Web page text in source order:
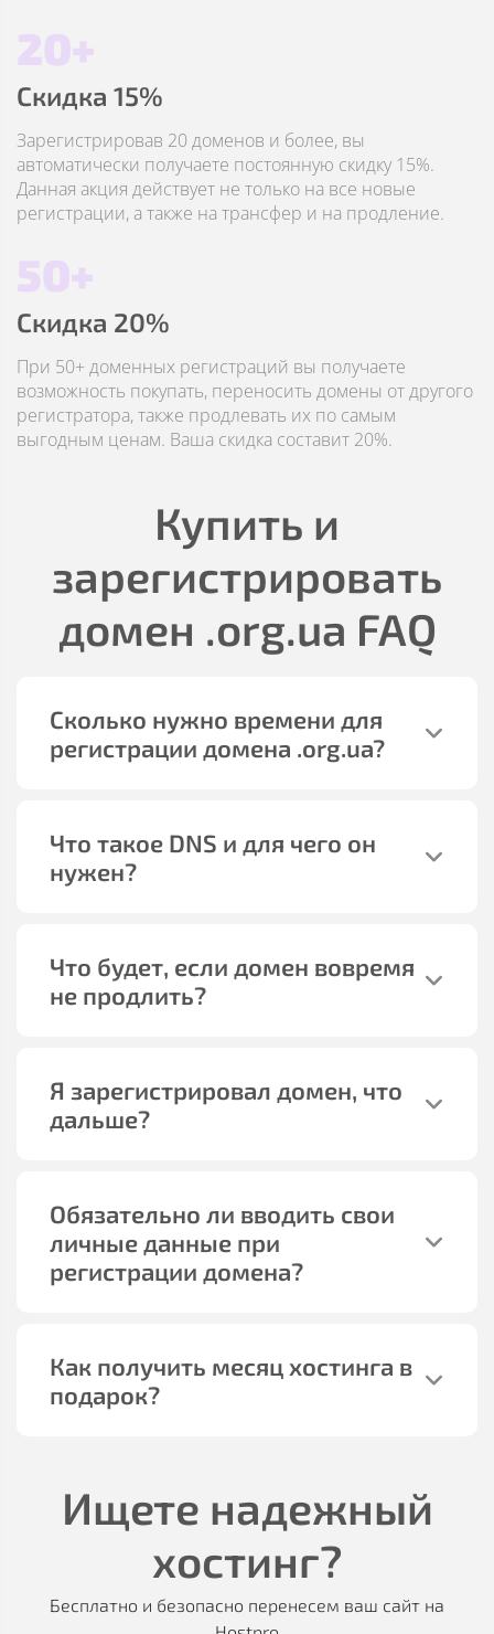
20+
Скидка 15%
Зарегистрировав 20 доменов и более, вы
автоматически получаете постоянную скидку 15%.
Данная акция действует не только на все новые
регистрации, а также на трансфер и на продление.
50+
Скидка 20%
При 50+ доменных регистраций вы получаете
возможность покупать, переносить домены от другого
регистратора, также продлевать их по самым
выгодным ценам. Ваша скидка составит 20%.
Купить и
зарегистрировать
домен .org.ua FAQ
Сколько нужно времени для
регистрации домена .org.ua?
Что такое DNS и для чего он
нужен?
Что будет, если домен вовремя
не продлить?
Я зарегистрировал домен, что
дальше?
Обязательно ли вводить свои
личные данные при
регистрации домена?
Как получить месяц хостинга в
подарок?
Ищете надежный
хостинг?
Бесплатно и безопасно перенесем ваш сайт на